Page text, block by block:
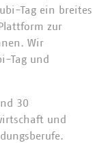
Tag ein breites
zur
Wir
Tag und
30
und